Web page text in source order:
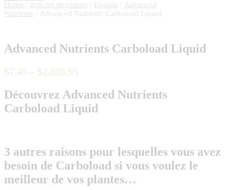
Home Articles de culture Engrais
Advanced
Nutrients / Advanced Nutrients Carboload Liquid
Advanced Nutrients Carboload Liquid
$7.45 – $2,695.95
Découvrez Advanced Nutrients
Carboload Liquid
3 autres raisons pour lesquelles vous avez
besoin de Carboload si vous voulez le
meilleur de vos plantes…